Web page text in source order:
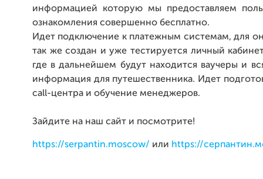
информацией которую мы предоставляем
ознакомления совершенно бесплатно.
Идет подключение к платежным системам, для
так же создан и уже тестируется личный
где в дальнейшем будут находится ваучеры и
информация для путешественника. Идет
call-центра и обучение менеджеров.
Зайдите на наш сайт и посмотрите!
https://serpantin.moscow/ или https://